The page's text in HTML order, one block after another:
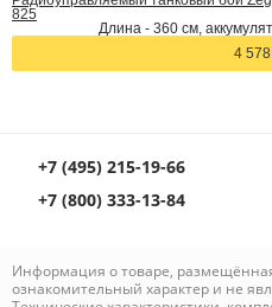
825
Длина - 360 см,
4
+7 (495) 215-19-66
+7 (800) 333-13-84
Информация о товаре, размещённая
ознакомительный характер и не